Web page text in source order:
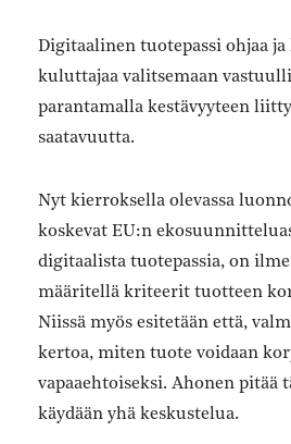
Digitaalinen tuotepassi ohjaa ja
kuluttajaa valitsemaan
parantamalla kestävyyteen
saatavuutta.
Nyt kierroksella olevassa
koskevat EU:n
digitaalista tuotepassia, on
määritellä kriteerit tuotteen
Niissä myös esitetään että,
kertoa, miten tuote voidaan
vapaaehtoiseksi. Ahonen pitää
käydään yhä keskustelua.